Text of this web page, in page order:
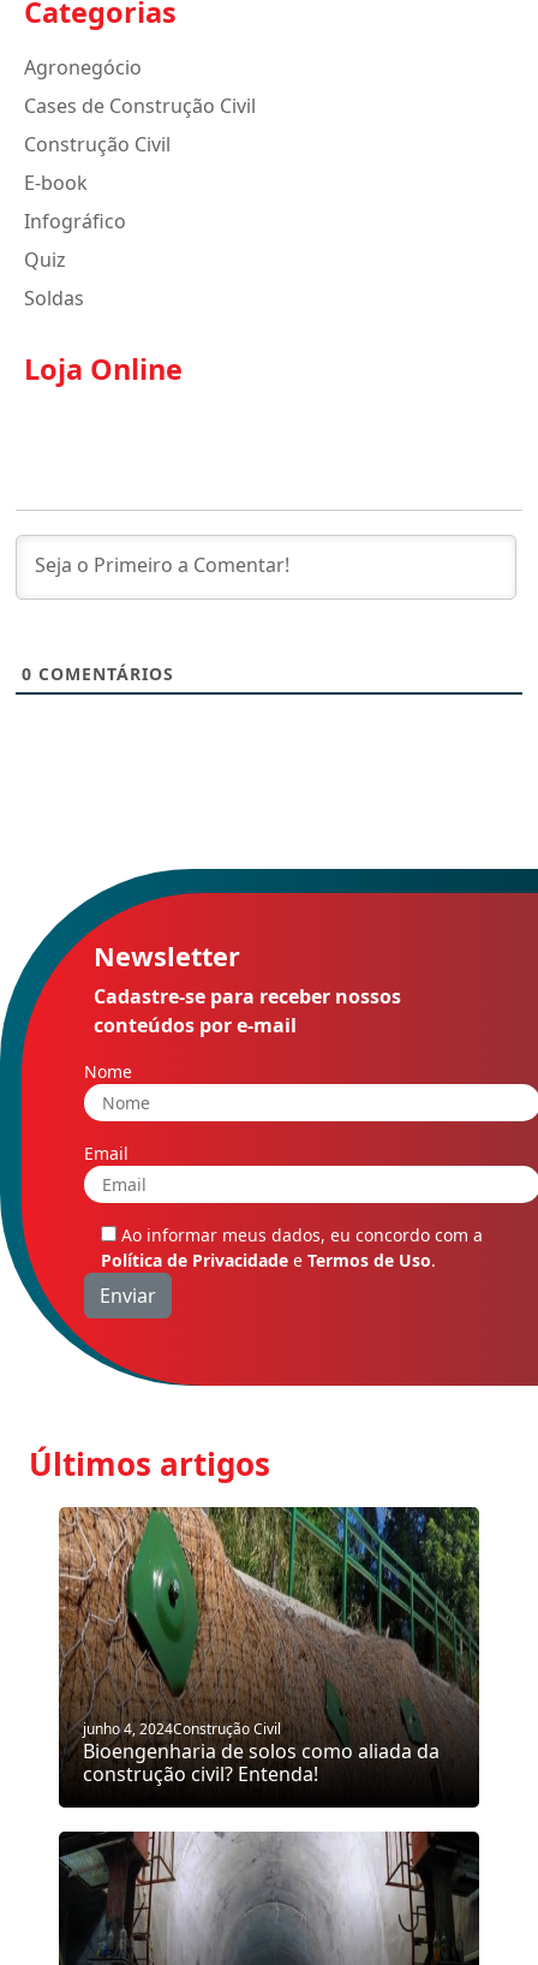
Categorias
Agronegócio
Cases de Construção Civil
Construção Civil
E-book
Infográfico
Quiz
Soldas
Loja Online
0 COMENTÁRIOS
Newsletter
Cadastre-se para receber nossos
conteúdos por e-mail
Nome
Email
Ao informar meus dados, eu concordo com a
Política de Privacidade e Termos de Uso.
Últimos artigos
junho 4, 2024Construção Civil
Bioengenharia de solos como aliada da
construção civil? Entenda!